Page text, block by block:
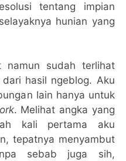
tentang impian
hunian yang
namun sudah terlihat
hasil ngeblog. Aku
lain hanya untuk
. Melihat angka yang
kali pertama aku
tepatnya menyambut
sebab juga sih,